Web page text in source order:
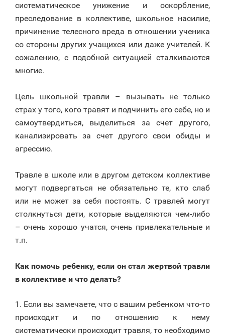
систематическое унижение и оскорбление,
преследование в коллективе, школьное насилие,
причинение телесного вреда в отношении ученика
со стороны других учащихся или даже учителей. К
сожалению, с подобной ситуацией сталкиваются
многие.
Цель школьной травли – вызывать не только
страх у того, кого травят и подчинить его себе, но и
самоутвердиться, выделиться за счет другого,
канализировать за счет другого свои обиды и
агрессию.
Травле в школе или в другом детском коллективе
могут подвергаться не обязательно те, кто слаб
или не может за себя постоять. С травлей могут
столкнуться дети, которые выделяются чем-либо
– очень хорошо учатся, очень привлекательные и
т.п.
Как помочь ребенку, если он стал жертвой травли
в коллективе и что делать?
1. Если вы замечаете, что с вашим ребенком что-то
происходит и по отношению к нему
систематически происходит травля, то необходимо